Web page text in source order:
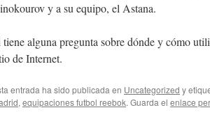
y a su equipo, el Astana.
tiene alguna pregunta sobre dónde y cómo
de Internet.
entrada ha sido publicada en Uncategorized y
, equipaciones futbol reebok. Guarda el enlace